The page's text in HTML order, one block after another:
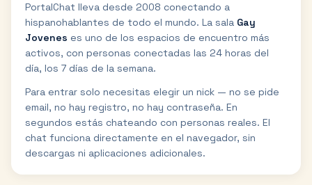
PortalChat lleva desde 2008 conectando a
hispanohablantes de todo el mundo. La sala Gay
Jovenes es uno de los espacios de encuentro más
activos, con personas conectadas las 24 horas del
día, los 7 días de la semana.
Para entrar solo necesitas elegir un nick — no se pide
email, no hay registro, no hay contraseña. En
segundos estás chateando con personas reales. El
chat funciona directamente en el navegador, sin
descargas ni aplicaciones adicionales.